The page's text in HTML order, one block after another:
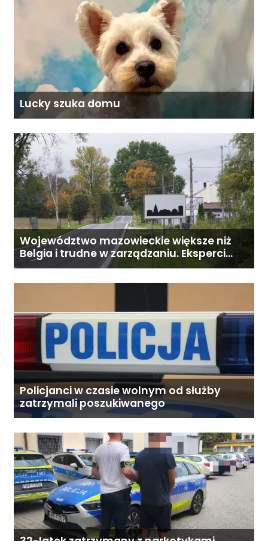
Lucky szuka domu
Województwo mazowieckie większe niż
Belgia i trudne w zarządzaniu. Eksperci
proponują podział centralnej Polski
Policjanci w czasie wolnym od służby
zatrzymali poszukiwanego